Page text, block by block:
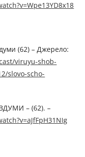
(62) – Джерелo:
viruyu-shob-
slovo-scho-
– (62). –